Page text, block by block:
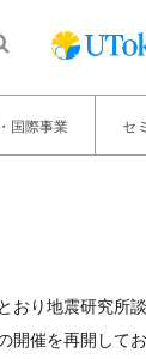
国際事業 セ
おり地震研究所
開催を再開して